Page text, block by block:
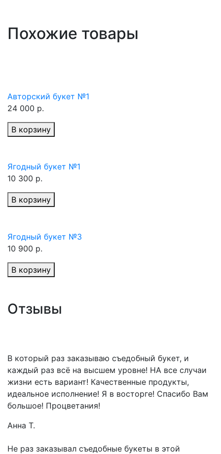
Похожие товары
Авторский букет №1
24 000 р.
В корзину
Ягодный букет №1
10 300 р.
В корзину
Ягодный букет №3
10 900 р.
В корзину
Отзывы
В который раз заказываю съедобный букет, и
каждый раз всё на высшем уровне! НА все случаи
жизни есть вариант! Качественные продукты,
идеальное исполнение! Я в восторге! Спасибо Вам
большое! Процветания!
Анна Т.
Не раз заказывал съедобные букеты в этой